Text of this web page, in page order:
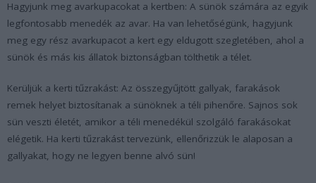
Hagyjunk meg avarkupacokat a kertben: A sünök számára az egyik
legfontosabb menedék az avar. Ha van lehetőségünk, hagyjunk
meg egy rész avarkupacot a kert egy eldugott szegletében, ahol a
sünök és más kis állatok biztonságban tölthetik a télet.
Kerüljük a kerti tűzrakást: Az összegyűjtött gallyak, farakások
remek helyet biztosítanak a sünöknek a téli pihenőre. Sajnos sok
sün veszti életét, amikor a téli menedékül szolgáló farakásokat
elégetik. Ha kerti tűzrakást tervezünk, ellenőrizzük le alaposan a
gallyakat, hogy ne legyen benne alvó sün!